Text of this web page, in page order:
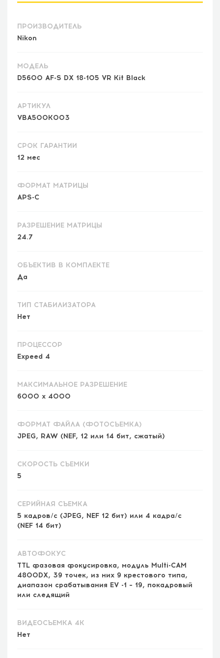
ПРОИЗВОДИТЕЛЬ
Nikon
МОДЕЛЬ
D5600 AF-S DX 18-105 VR Kit Black
АРТИКУЛ
VBA500K003
СРОК ГАРАНТИИ
12 мес
ФОРМАТ МАТРИЦЫ
APS-C
РАЗРЕШЕНИЕ МАТРИЦЫ
24.7
ОБЪЕКТИВ В КОМПЛЕКТЕ
Да
ТИП СТАБИЛИЗАТОРА
Нет
ПРОЦЕССОР
Expeed 4
МАКСИМАЛЬНОЕ РАЗРЕШЕНИЕ
6000 x 4000
ФОРМАТ ФАЙЛА (ФОТОСЪЕМКА)
JPEG, RAW (NEF, 12 или 14 бит, сжатый)
СКОРОСТЬ СЪЕМКИ
5
СЕРИЙНАЯ СЪЕМКА
5 кадров/с (JPEG, NEF 12 бит) или 4 кадра/с
(NEF 14 бит)
АВТОФОКУС
TTL фазовая фокусировка, модуль Multi-CAM
4800DX, 39 точек, из них 9 крестового типа,
диапазон срабатывания EV -1 – 19, покадровый
или следящий
ВИДЕОСЪЕМКА 4K
Нет